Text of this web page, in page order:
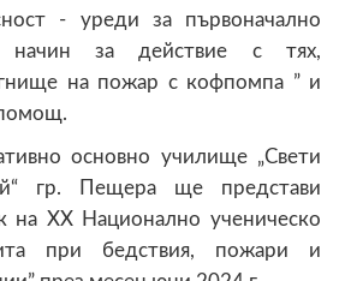
- уреди за първоначално
начин за действие с тях,
на пожар с кофпомпа ” и
основно училище „Свети
гр. Пещера ще представи
на XX Национално ученическо
при бедствия, пожари и